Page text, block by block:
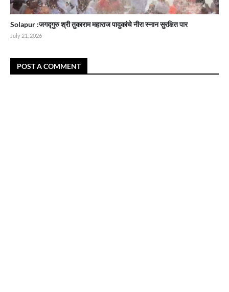
Solapur :जगद्गुरु श्री तुकाराम महाराज पादुकांचे नीरा स्नान सुरक्षित पार
July 21, 2026
POST A COMMENT